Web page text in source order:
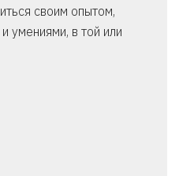
своим опытом,
умениями, в той или